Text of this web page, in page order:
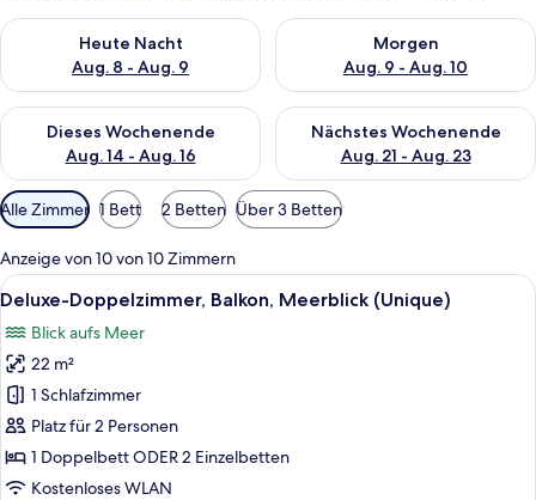
Heute Nacht
Aug. 8 - Aug. 9
Überprüfe die Verfügbarkeit für heute Nacht, Aug. 8 - Aug. 9.
Morgen
Aug. 9 - Aug. 10
Überprüfe die Verfügbarkeit
Dieses Wochenende
Aug. 14 - Aug. 16
Überprüfe die Verfügbarkeit für dieses Wochenende, Aug. 14
Nächstes Wochenende
Aug. 21 - Aug. 23
Überprüfe die Verfügbarkeit
Verfügbare
Filter
für
Zimmer
Alle Zimmer 1 Bett 2 Betten Über 3 Betten
Anzeige von 10 von 10 Zimmern
Alle
Fotos
für
Deluxe-
Doppelzimmer,
Balkon,
Meerblick
(Unique)
Ein Hotelzimmer mit einem großen
4
Deluxe-Doppelzimmer, Balkon, Meerblick (Unique)
Blick aufs Meer
22 m²
1 Schlafzimmer
Platz für 2 Personen
1 Doppelbett ODER 2 Einzelbetten
Kostenloses WLAN